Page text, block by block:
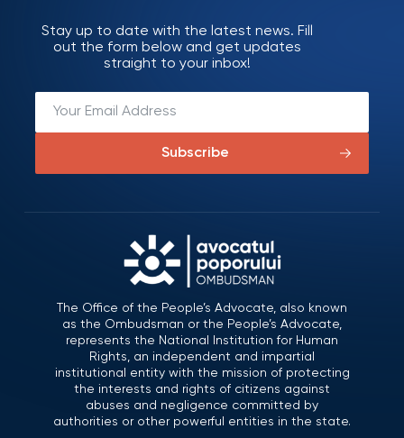
Stay up to date with the latest news. Fill
out the form below and get updates
straight to your inbox!
Subscribe
The Office of the People’s Advocate, also known
as the Ombudsman or the People’s Advocate,
represents the National Institution for Human
Rights, an independent and impartial
institutional entity with the mission of protecting
the interests and rights of citizens against
abuses and negligence committed by
authorities or other powerful entities in the state.